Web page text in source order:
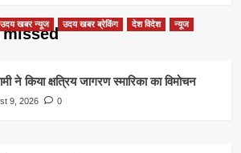
missed
उदय खबर न्यूज उदय खबर ब्रेकिंग देश विदेश
न्यूज
ने किया क्षत्रिय जागरण स्मारिका का विमोचन
9, 2026 0